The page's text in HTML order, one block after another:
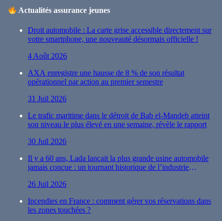
Actualités assurance jeunes
Droit automobile : La carte grise accessible directement sur
votre smartphone, une nouveauté désormais officielle !
4 Août 2026
AXA enregistre une hausse de 8 % de son résultat
opérationnel par action au premier semestre
31 Juil 2026
Le trafic maritime dans le détroit de Bab el-Mandeb atteint
son niveau le plus élevé en une semaine, révèle le rapport
30 Juil 2026
Il y a 60 ans, Lada lançait la plus grande usine automobile
jamais conçue : un tournant historique de l’industrie
26 Juil 2026
Incendies en France : comment gérer vos réservations dans
les zones touchées ?